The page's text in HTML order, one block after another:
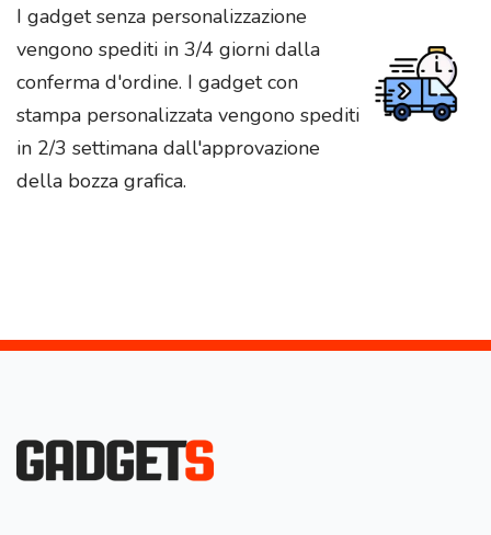
I gadget senza personalizzazione
vengono spediti in 3/4 giorni dalla
conferma d'ordine. I gadget con
stampa personalizzata vengono spediti
in 2/3 settimana dall'approvazione
della bozza grafica.